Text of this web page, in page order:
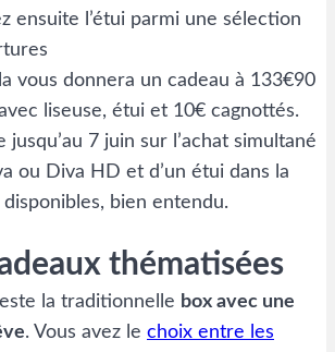
ensuite l’étui parmi une sélection
vous donnera un cadeau à 133€90
liseuse, étui et 10€ cagnottés.
jusqu’au 7 juin sur l’achat simultané
ou Diva HD et d’un étui dans la
disponibles, bien entendu.
thématisées
la traditionnelle box avec une
. Vous avez le choix entre les